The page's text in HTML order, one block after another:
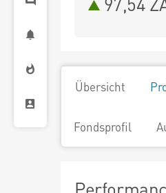
Übersicht
Fondsprofil